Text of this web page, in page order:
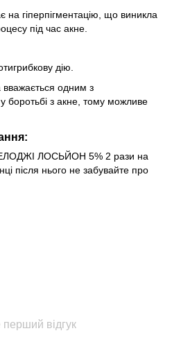
на гіперпігментацію, що виникла
під час акне.
дію.
вважається одним з
боротьбі з акне, тому можливе
ЛОСЬЙОН 5% 2 рази на
після нього не забувайте про
відгук